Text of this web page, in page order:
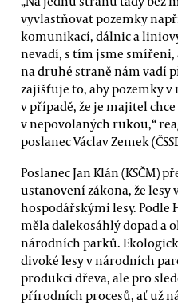
vyvlastňovat pozemky
komunikací, dálnic a
nevadí, s tím jsme smířeni,
na druhé straně nám vadí
zajišťuje to, aby pozemky
v případě, že je majitel
v nepovolaných rukou,“
poslanec Václav Zemek
Poslanec Jan Klán (KSČM)
ustanovení zákona, že
hospodářskými lesy. Podle
měla dalekosáhlý dopad a
národních parků.
divoké lesy v národních
produkci dřeva, ale pro
přírodních procesů, ať už